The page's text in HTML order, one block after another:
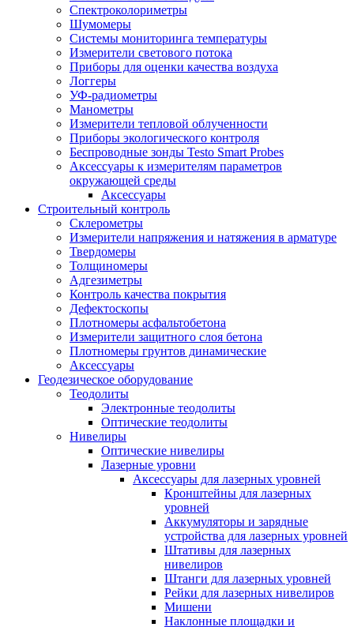
Спектроколориметры
Шумомеры
Системы мониторинга температуры
Измерители светового потока
Приборы для оценки качества воздуха
Логгеры
УФ-радиометры
Манометры
Измерители тепловой облученности
Приборы экологического контроля
Беспроводные зонды Testo Smart Probes
Аксессуары к измерителям параметров
окружающей среды
Аксессуары
Строительный контроль
Склерометры
Измерители напряжения и натяжения в арматуре
Твердомеры
Толщиномеры
Адгезиметры
Контроль качества покрытия
Дефектоскопы
Плотномеры асфальтобетона
Измерители защитного слоя бетона
Плотномеры грунтов динамические
Аксессуары
Геодезическое оборудование
Теодолиты
Электронные теодолиты
Оптические теодолиты
Нивелиры
Оптические нивелиры
Лазерные уровни
Аксессуары для лазерных уровней
Кронштейны для лазерных
уровней
Аккумуляторы и зарядные
устройства для лазерных уровней
Штативы для лазерных
нивелиров
Штанги для лазерных уровней
Рейки для лазерных нивелиров
Мишени
Наклонные площадки и